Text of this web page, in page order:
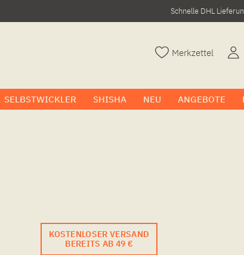
Schnelle DHL
Merkzettel
SELBSTWICKLER SHISHA NEU ANGEBOTE
KOSTENLOSER VERSAND
BEREITS AB 49 €